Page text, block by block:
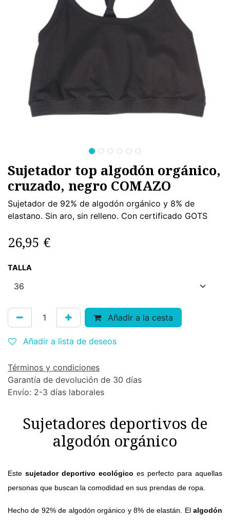
Sujetador top algodón orgánico,
cruzado, negro COMAZO
Sujetador de 92% de algodón orgánico y 8% de
elastano. Sin aro, sin relleno. Con certificado GOTS
26,95 €
TALLA
Añadir a la cesta
Añadir a lista de deseos
Términos y condiciones
Garantía de devolución de 30 días
Envío: 2-3 días laborales
Sujetadores deportivos de
algodón orgánico
Este sujetador deportivo ecológico es perfecto para aquellas
personas que buscan la comodidad en sus prendas de ropa.
Hecho de 92% de algodón orgánico y 8% de elastán. El algodón